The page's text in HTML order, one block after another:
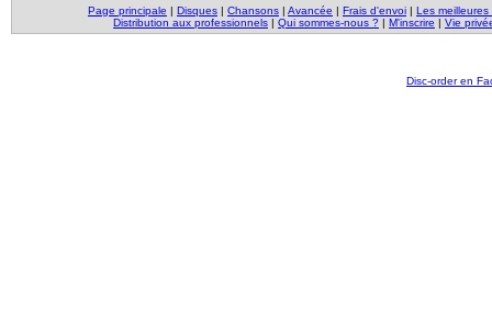
Page principale | Disques | Chansons | Avancée | Frais d'envoi | Les meilleures
Distribution aux professionnels | Qui sommes-nous ? | M'inscrire | Vie
Disc-order en